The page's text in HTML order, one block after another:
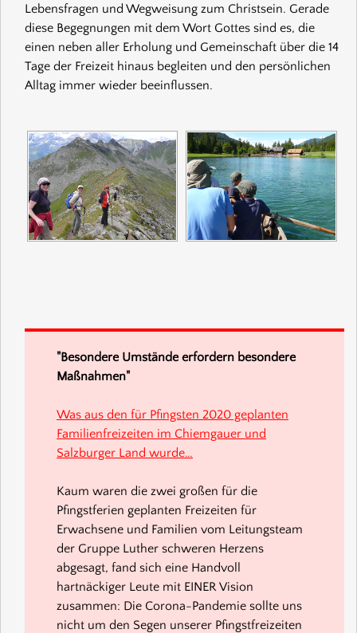
Lebensfragen und Wegweisung zum Christsein. Gerade
diese Begegnungen mit dem Wort Gottes sind es, die
einen neben aller Erholung und Gemeinschaft über die 14
Tage der Freizeit hinaus begleiten und den persönlichen
Alltag immer wieder beeinflussen.
"Besondere Umstände erfordern besondere
Maßnahmen"
Was aus den für Pfingsten 2020 geplanten
Familienfreizeiten im Chiemgauer und
Salzburger Land wurde…
Kaum waren die zwei großen für die
Pfingstferien geplanten Freizeiten für
Erwachsene und Familien vom Leitungsteam
der Gruppe Luther schweren Herzens
abgesagt, fand sich eine Handvoll
hartnäckiger Leute mit EINER Vision
zusammen: Die Corona-Pandemie sollte uns
nicht um den Segen unserer Pfingstfreizeiten